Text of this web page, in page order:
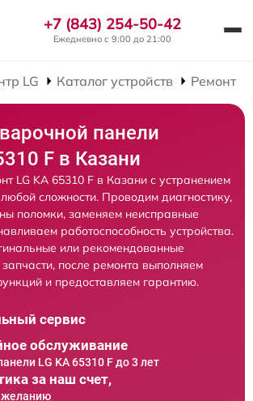
+7 (843) 254-50-42
Ежедневно с 9:00 до 21:00
LG Каталог устройств Ремонт
панели
F в Казани
LG KA 65310 F в Казани с устранением
сложности. Проводим диагностику,
поломки, заменяем неисправные
работоспособность устройства.
или рекомендованные
после ремонта выполняем
и предоставляем гарантию.
сервис
обслуживание
LG KA 65310 F до 3 лет
за наш счет,
желанию